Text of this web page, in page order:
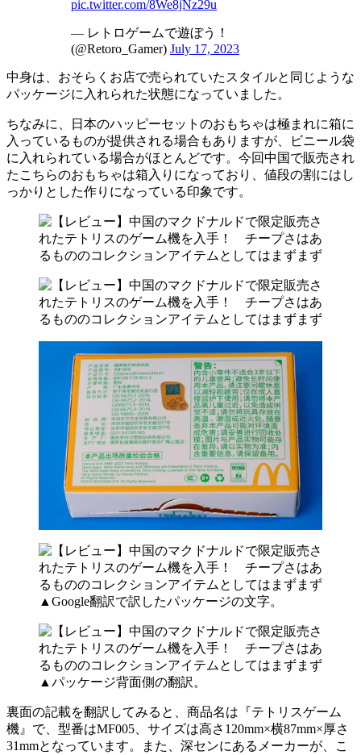
pic.twitter.com/8We8jNz29u
— レトロゲームで遊ぼう！
(@Retoro_Gamer) July 17, 2023
中身は、おそらくお店で売られていたスタイルと同じような
パッケージに入れられた状態になっていました。
ちなみに、日本のハッピーセットのおもちゃは極まれに箱に
入っているものが提供される場合もありますが、ビニール袋
に入れられている場合がほとんどです。今回中国で販売され
たこちらのおもちゃは箱入りになっており、値段の割にはし
っかりとした作りになっている印象です。
▲Google翻訳で訳したパッケージの文字。
▲パッケージ背面側の翻訳。
裏面の記載を翻訳してみると、商品名は『テトリスゲーム
機』で、型番はMF005、サイズは高さ120mm×横87mm×厚さ
31mmとなっています。また、深センにあるメーカーが、こ